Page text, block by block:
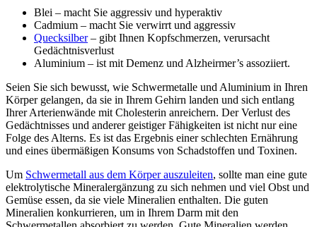
Blei – macht Sie aggressiv und hyperaktiv
Cadmium – macht Sie verwirrt und aggressiv
Quecksilber– gibt Ihnen Kopfschmerzen, verursacht
Gedächtnisverlust
Aluminium – ist mit Demenz und Alzheirmer’s assoziiert.
Seien Sie sich bewusst, wie Schwermetalle und Aluminium in Ihren
Körper gelangen, da sie in Ihrem Gehirn landen und sich entlang
Ihrer Arterienwände mit Cholesterin anreichern. Der Verlust des
Gedächtnisses und anderer geistiger Fähigkeiten ist nicht nur eine
Folge des Alterns. Es ist das Ergebnis einer schlechten Ernährung
und eines übermäßigen Konsums von Schadstoffen und Toxinen.
Um Schwermetall aus dem Körper auszuleiten, sollte man eine gute
elektrolytische Mineralergänzung zu sich nehmen und viel Obst und
Gemüse essen, da sie viele Mineralien enthalten. Die guten
Mineralien konkurrieren, um in Ihrem Darm mit den